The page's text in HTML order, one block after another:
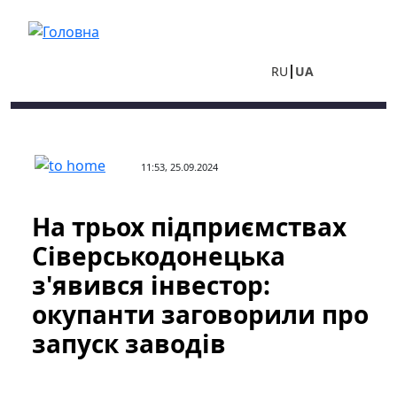
RU UA
11:53, 25.09.2024
На трьох підприємствах
Сіверськодонецька
з'явився інвестор:
окупанти заговорили про
запуск заводів